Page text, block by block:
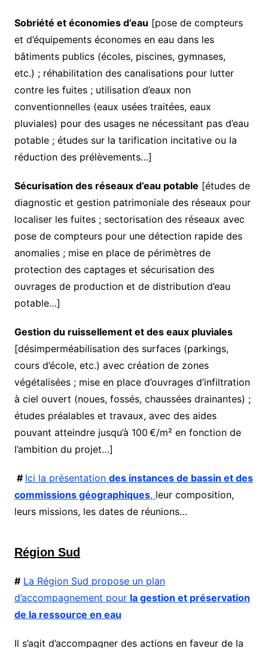
Sobriété et économies d’eau [pose de compteurs
et d’équipements économes en eau dans les
bâtiments publics (écoles, piscines, gymnases,
etc.) ; réhabilitation des canalisations pour lutter
contre les fuites ; utilisation d’eaux non
conventionnelles (eaux usées traitées, eaux
pluviales) pour des usages ne nécessitant pas d’eau
potable ; études sur la tarification incitative ou la
réduction des prélèvements…]
Sécurisation des réseaux d’eau potable [études de
diagnostic et gestion patrimoniale des réseaux pour
localiser les fuites ; sectorisation des réseaux avec
pose de compteurs pour une détection rapide des
anomalies ; mise en place de périmètres de
protection des captages et sécurisation des
ouvrages de production et de distribution d’eau
potable…]
Gestion du ruissellement et des eaux pluviales
[désimperméabilisation des surfaces (parkings,
cours d’école, etc.) avec création de zones
végétalisées ; mise en place d’ouvrages d’infiltration
à ciel ouvert (noues, fossés, chaussées drainantes) ;
études préalables et travaux, avec des aides
pouvant atteindre jusqu’à 100 €/m² en fonction de
l’ambition du projet…]
# Ici la présentation des instances de bassin et des
commissions géographiques, leur composition,
leurs missions, les dates de réunions…
Région Sud
# La Région Sud propose un plan
d’accompagnement pour la gestion et préservation
de la ressource en eau
Il s’agit d’accompagner des actions en faveur de la